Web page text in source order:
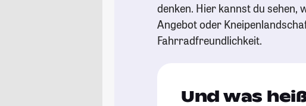
denken. Hier kannst du sehen,
Angebot oder
Fahrradfreundlichkeit.
Und was